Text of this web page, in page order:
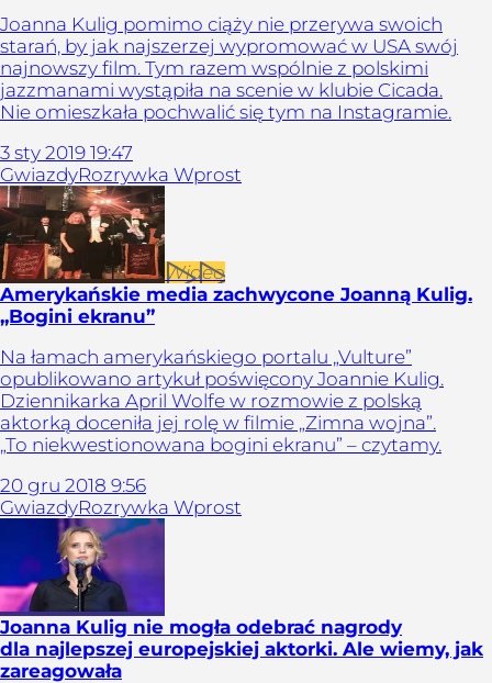
Joanna Kulig pomimo ciąży nie przerywa swoich
starań, by jak najszerzej wypromować w USA swój
najnowszy film. Tym razem wspólnie z polskimi
jazzmanami wystąpiła na scenie w klubie Cicada.
Nie omieszkała pochwalić się tym na Instagramie.
3 sty 2019 19:47
GwiazdyRozrywka Wprost
Wideo
Amerykańskie media zachwycone Joanną Kulig.
„Bogini ekranu”
Na łamach amerykańskiego portalu „Vulture”
opublikowano artykuł poświęcony Joannie Kulig.
Dziennikarka April Wolfe w rozmowie z polską
aktorką doceniła jej rolę w filmie „Zimna wojna”.
„To niekwestionowana bogini ekranu” – czytamy.
20 gru 2018 9:56
GwiazdyRozrywka Wprost
Joanna Kulig nie mogła odebrać nagrody
dla najlepszej europejskiej aktorki. Ale wiemy, jak
zareagowała